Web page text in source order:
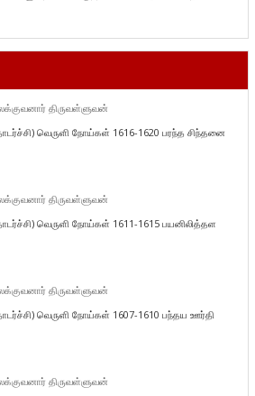
திருவள்ளுவன்
வெருளி நோய்கள் 1616-1620 பரந்த சிந்தனை
திருவள்ளுவன்
வெருளி நோய்கள் 1611-1615 பயனிலித்தள
திருவள்ளுவன்
வெருளி நோய்கள் 1607-1610 பந்தய ஊர்தி
திருவள்ளுவன்